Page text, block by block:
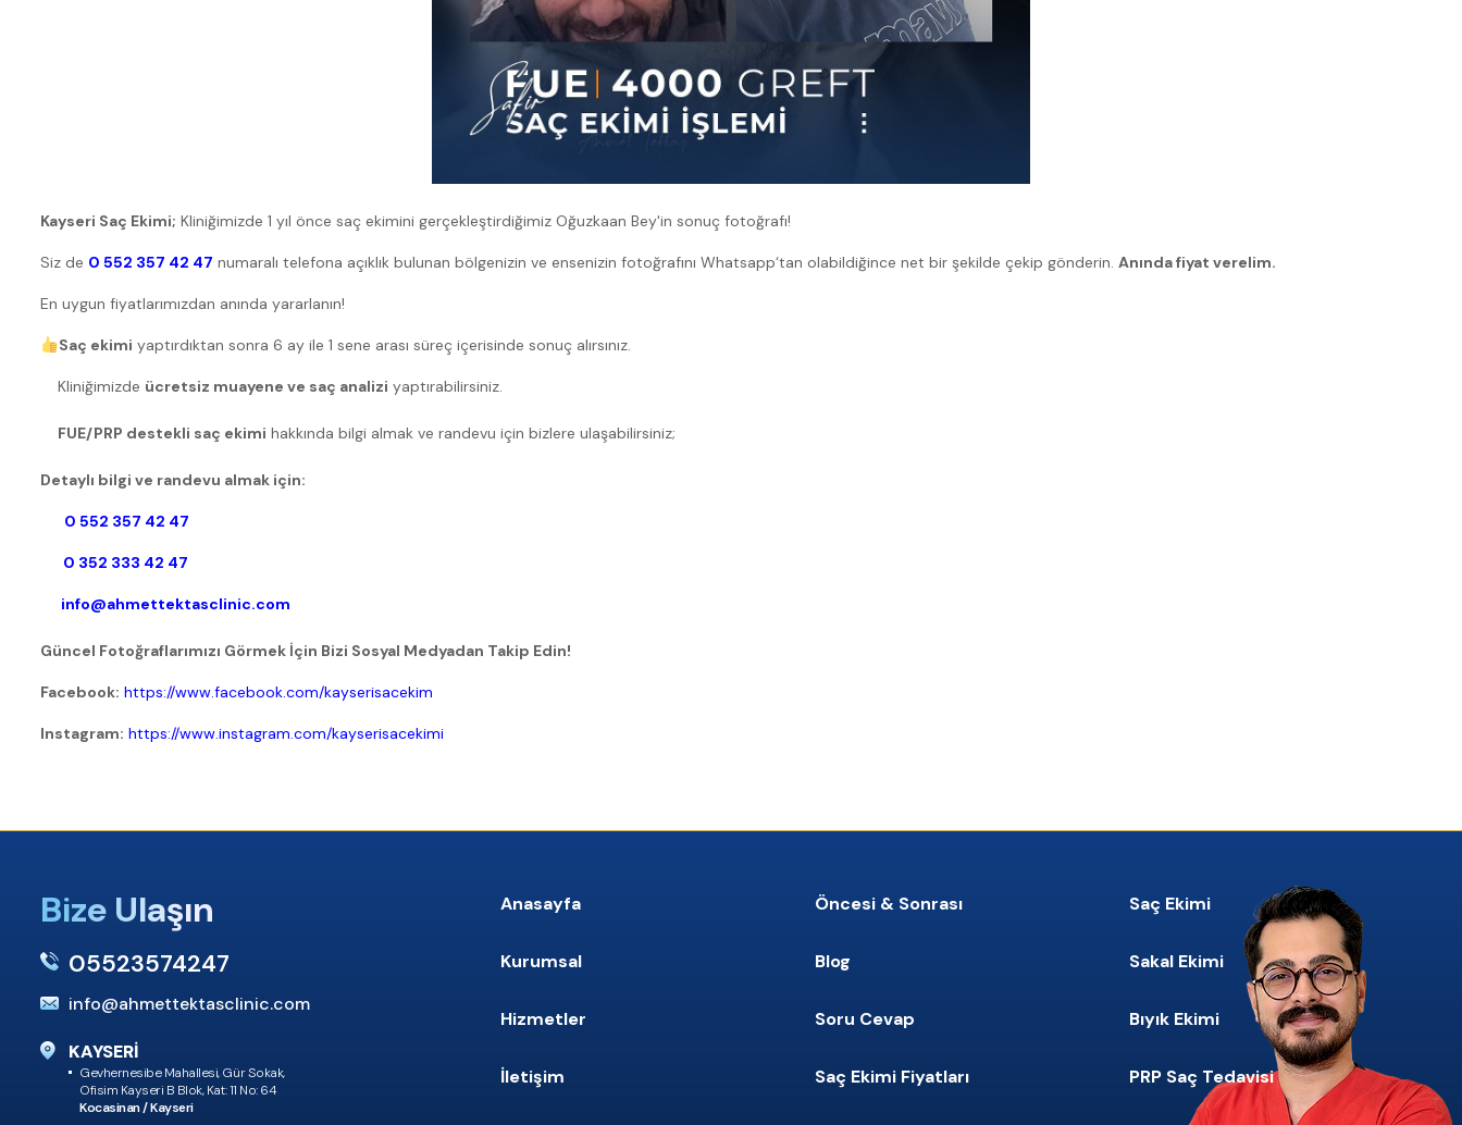
Kayseri Saç Ekimi; Kliniğimizde 1 yıl önce saç ekimini gerçekleştirdiğimiz Oğuzkaan Bey'in sonuç fotoğrafı!
Siz de 0 552 357 42 47 numaralı telefona açıklık bulunan bölgenizin ve ensenizin fotoğrafını Whatsapp‘tan olabildiğince net bir şekilde çekip gönderin. Anında fiyat verelim.
En uygun fiyatlarımızdan anında yararlanın!
Saç ekimi yaptırdıktan sonra 6 ay ile 1 sene arası süreç içerisinde sonuç alırsınız.
Kliniğimizde ücretsiz muayene ve saç analizi yaptırabilirsiniz.
FUE/PRP destekli saç ekimi hakkında bilgi almak ve randevu için bizlere ulaşabilirsiniz;
Detaylı bilgi ve randevu almak için:
0 552 357 42 47
0 352 333 42 47
info@ahmettektasclinic.com
Güncel Fotoğraflarımızı Görmek İçin Bizi Sosyal Medyadan Takip Edin!
Facebook: https://www.facebook.com/kayserisacekim
Instagram: https://www.instagram.com/kayserisacekimi
Bize Ulaşın
05523574247
info@ahmettektasclinic.com
KAYSERİ
Gevhernesibe Mahallesi, Gür Sokak,
Ofisim Kayseri B Blok, Kat: 11 No: 64
Kocasinan / Kayseri
Anasayfa Öncesi & Sonrası Saç Ekimi
Kurumsal Blog Sakal Ekimi
Hizmetler Soru Cevap Bıyık Ekimi
İletişim Saç Ekimi Fiyatları PRP Saç Tedavisi